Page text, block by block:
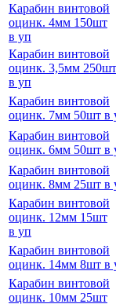
Карабин винтовой
оцинк. 4мм 150шт
в уп
Карабин винтовой
оцинк. 3,5мм 250шт
в уп
Карабин винтовой
оцинк. 7мм 50шт в
Карабин винтовой
оцинк. 6мм 50шт в
Карабин винтовой
оцинк. 8мм 25шт в
Карабин винтовой
оцинк. 12мм 15шт
в уп
Карабин винтовой
оцинк. 14мм 8шт в
Карабин винтовой
оцинк. 10мм 25шт